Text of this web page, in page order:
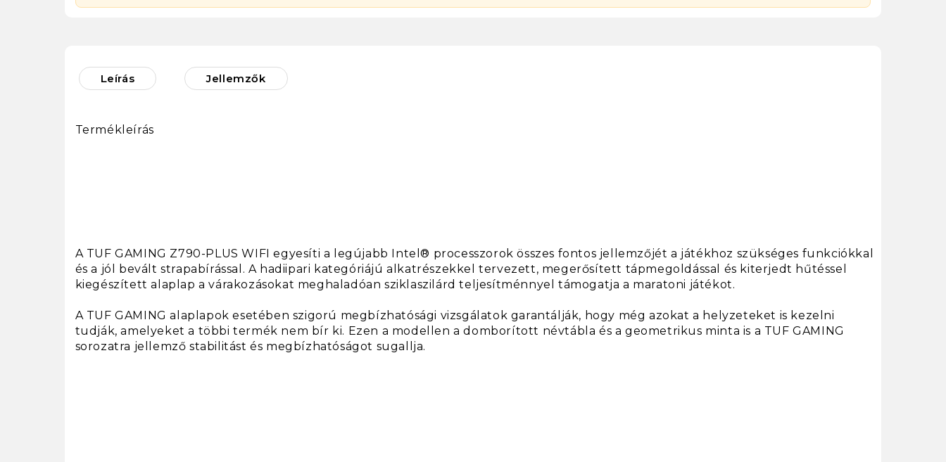
Leírás Jellemzők
Termékleírás
A TUF GAMING Z790-PLUS WIFI egyesíti a legújabb Intel® processzorok összes fontos jellemzőjét a játékhoz szükséges funkciókkal
és a jól bevált strapabírással. A hadiipari kategóriájú alkatrészekkel tervezett, megerősített tápmegoldással és kiterjedt hűtéssel
kiegészített alaplap a várakozásokat meghaladóan sziklaszilárd teljesítménnyel támogatja a maratoni játékot.
A TUF GAMING alaplapok esetében szigorú megbízhatósági vizsgálatok garantálják, hogy még azokat a helyzeteket is kezelni
tudják, amelyeket a többi termék nem bír ki. Ezen a modellen a domborított névtábla és a geometrikus minta is a TUF GAMING
sorozatra jellemző stabilitást és megbízhatóságot sugallja.